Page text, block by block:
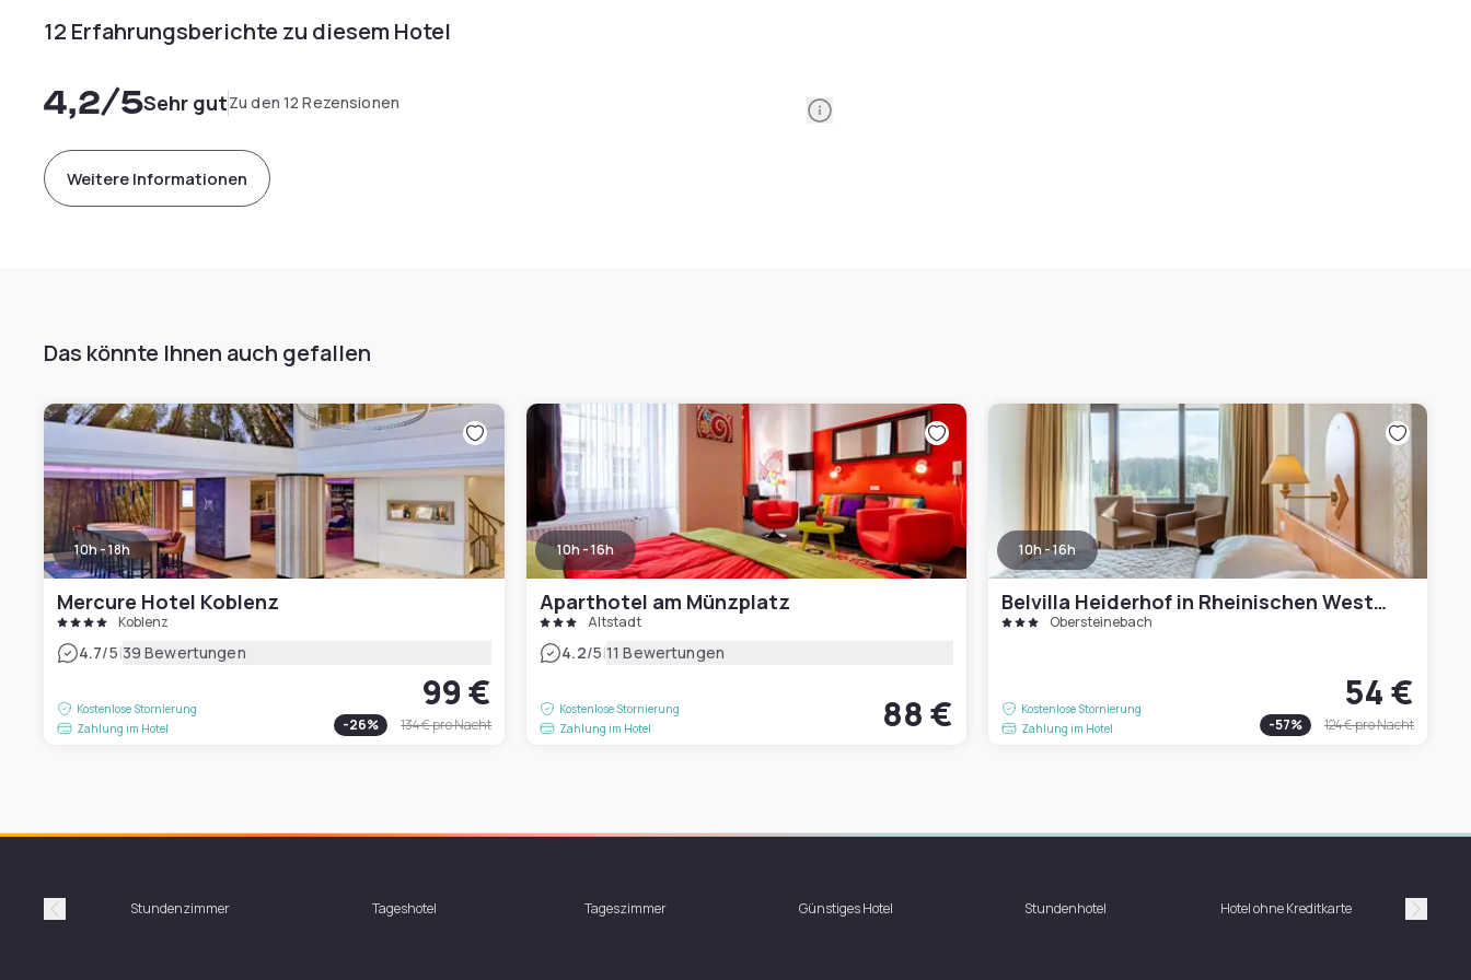
12 Erfahrungsberichte zu diesem Hotel
4,2/5Sehr gutZu den 12 Rezensionen Information
Weitere Informationen
Das könnte Ihnen auch gefallen
10h - 18h
Mercure Hotel Koblenz
Koblenz
4.7/5|39 Bewertungen
Kostenlose Stornierung
Zahlung im Hotel
99 €
-26% 134 €pro Nacht
10h - 16h
Aparthotel am Münzplatz
Altstadt
4.2/5|11 Bewertungen
Kostenlose Stornierung
Zahlung im Hotel
88 €
10h - 16h
Belvilla Heiderhof in Rheinischen Westerwald
Obersteinebach
Kostenlose Stornierung
Zahlung im Hotel
54 €
-57% 124 €pro Nacht
PrécédentStundenzimmer Tageshotel Tageszimmer Günstiges Hotel Stundenhotel Hotel ohne Kreditkarte